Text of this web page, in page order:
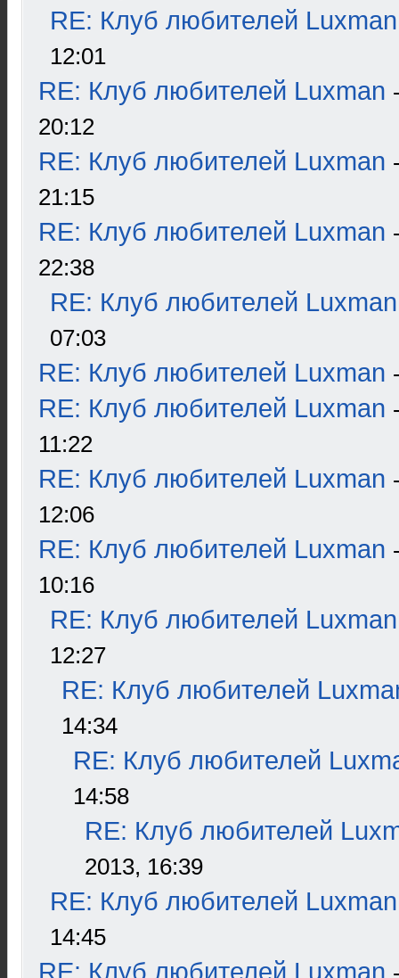
RE: Клуб любителей Luxman
12:01
RE: Клуб любителей Luxman
20:12
RE: Клуб любителей Luxman
21:15
RE: Клуб любителей Luxman
22:38
RE: Клуб любителей Luxman
07:03
RE: Клуб любителей Luxman
RE: Клуб любителей Luxman
11:22
RE: Клуб любителей Luxman
12:06
RE: Клуб любителей Luxman
10:16
RE: Клуб любителей Luxman
12:27
RE: Клуб любителей
14:34
RE: Клуб любителей
14:58
RE: Клуб любителей
2013, 16:39
RE: Клуб любителей Luxman
14:45
RE: Клуб любителей Luxman